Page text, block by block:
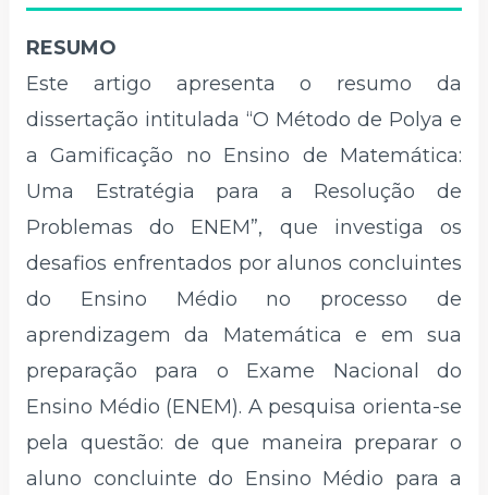
RESUMO
Este artigo apresenta o resumo da
dissertação intitulada “O Método de Polya e
a Gamificação no Ensino de Matemática:
Uma Estratégia para a Resolução de
Problemas do ENEM”, que investiga os
desafios enfrentados por alunos concluintes
do Ensino Médio no processo de
aprendizagem da Matemática e em sua
preparação para o Exame Nacional do
Ensino Médio (ENEM). A pesquisa orienta-se
pela questão: de que maneira preparar o
aluno concluinte do Ensino Médio para a